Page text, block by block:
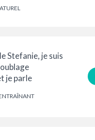
Stefanie, je suis
je parle